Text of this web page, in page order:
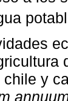
chile y